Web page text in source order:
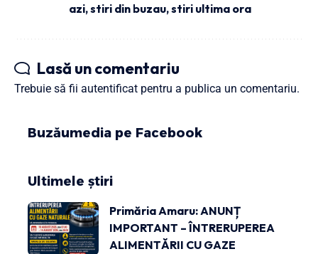
azi,stiri din buzau,stiri ultima ora
Lasă un comentariu
Trebuie să fii autentificat pentru a publica un comentariu.
Buzăumedia pe Facebook
Ultimele știri
Primăria Amaru: ANUNȚ
IMPORTANT – ÎNTRERUPEREA
ALIMENTĂRII CU GAZE